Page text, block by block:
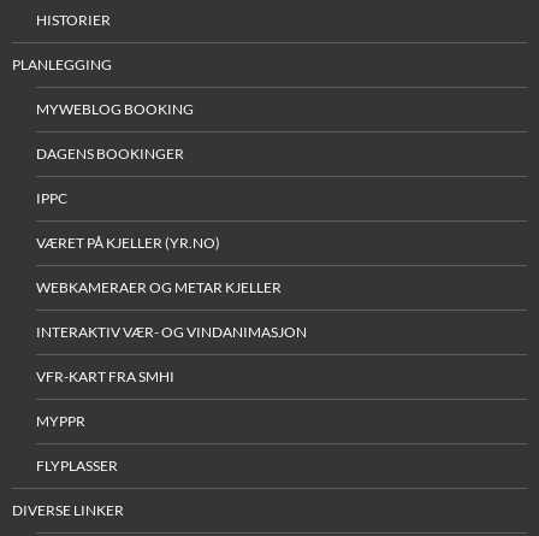
HISTORIER
PLANLEGGING
MYWEBLOG BOOKING
DAGENS BOOKINGER
IPPC
VÆRET PÅ KJELLER (YR.NO)
WEBKAMERAER OG METAR KJELLER
INTERAKTIV VÆR- OG VINDANIMASJON
VFR-KART FRA SMHI
MYPPR
FLYPLASSER
DIVERSE LINKER